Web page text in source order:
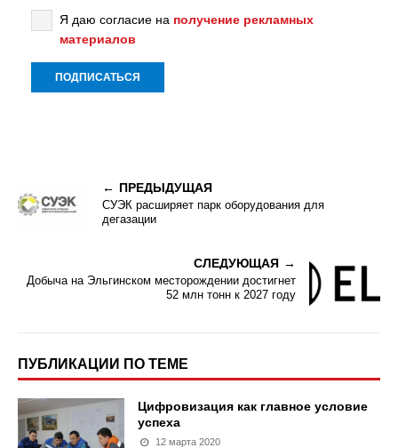
Я даю согласие на получение рекламных
материалов
ПРЕДЫДУЩАЯ
СУЭК расширяет парк оборудования для
дегазации
СЛЕДУЮЩАЯ
Добыча на Эльгинском месторождении достигнет
52 млн тонн к 2027 году
ПУБЛИКАЦИИ ПО ТЕМЕ
Цифровизация как главное условие
успеха
12 марта 2020